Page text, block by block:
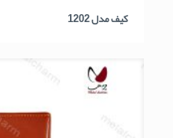
کیف مدل 1202